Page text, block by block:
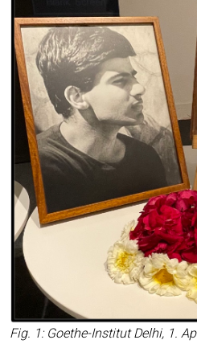
Fig. 1: Goe­the-Insti­tut Delhi, 1.